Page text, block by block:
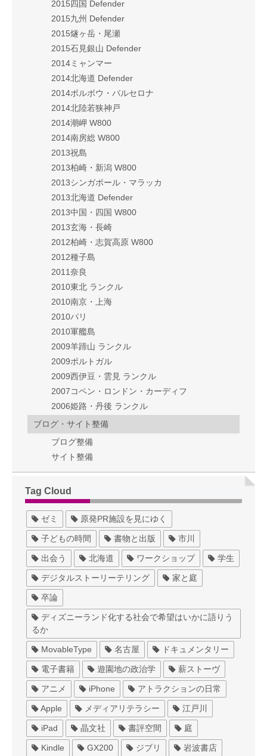
2015四国 Defender
2015九州 Defender
2015燧ヶ岳・尾瀬
2015石見銀山 Defender
2014ミャンマー
2014北海道 Defender
2014ポルボウ・バルセロナ
2014北陸若狭神戸
2014潮岬 W800
2014南房総 W800
2013祝島
2013柏崎・新潟 W800
2013シンガポール・マラッカ
2013北海道 Defender
2013中国・四国 W800
2013玄海・長崎
2012柏崎・志賀高原 W800
2012種子島
2011奈良
2010東北 ランクル
2010南京・上海
2010パリ
2010軍艦島
2009羊蹄山 ランクル
2009ポルトガル
2009西伊豆・雲見 ランクル
2007コペン・ロンドン・カーディフ
2006姫路・丹後 ランクル
ブログ・サイト整備
ブログ整備
サイト整備
Tag Cloud
ゼミ 原発PR施設を見にゆく
子どもの時間 書物と出版 市川
出会う 北海道 ワークショップ 学生
デジタルストーリーテリング 家と庭
卒論
ディズニーランド化する社会で希望はいかに語りう
るか
MovableType 名古屋 ドキュメンタリー
電子書籍 遊園地の政治学 薪ストーヴ
アニメ iPhone アトラクションの日常
Apple メディアリテラシー 江戸川
iPad 晶文社 書評空間 庭
Kindle GX200 ジブリ 岩波書店